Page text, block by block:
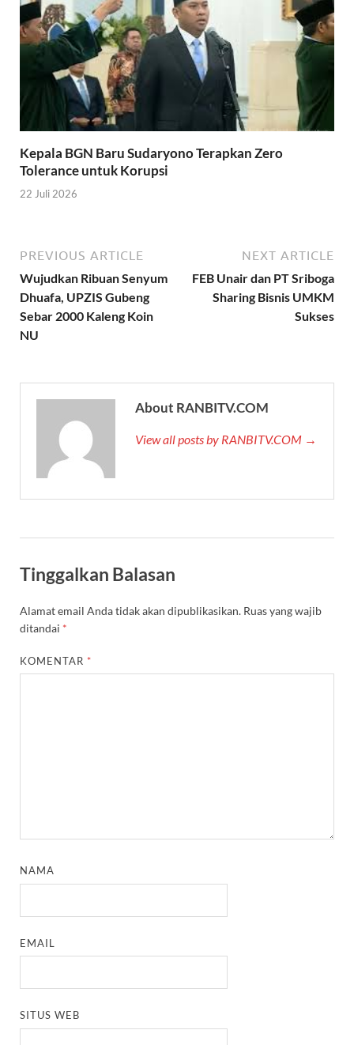
Kepala BGN Baru Sudaryono Terapkan Zero
Tolerance untuk Korupsi
22 Juli 2026
PREVIOUS ARTICLE
Wujudkan Ribuan Senyum
Dhuafa, UPZIS Gubeng
Sebar 2000 Kaleng Koin
NU
NEXT ARTICLE
FEB Unair dan PT Sriboga
Sharing Bisnis UMKM
Sukses
About RANBITV.COM
View all posts by RANBITV.COM →
Tinggalkan Balasan
Alamat email Anda tidak akan dipublikasikan. Ruas yang wajib
ditandai *
KOMENTAR *
NAMA
EMAIL
SITUS WEB